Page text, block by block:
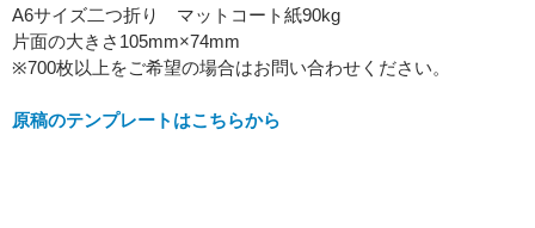
A6サイズ二つ折り マットコート紙90kg
片面の大きさ105mm×74mm
※700枚以上をご希望の場合はお問い合わせください。
原稿のテンプレートはこちらから